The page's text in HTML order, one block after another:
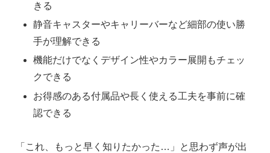
きる
静音キャスターやキャリーバーなど細部の使い勝
手が理解できる
機能だけでなくデザイン性やカラー展開もチェッ
クできる
お得感のある付属品や長く使える工夫を事前に確
認できる
「これ、もっと早く知りたかった…」と思わず声が出